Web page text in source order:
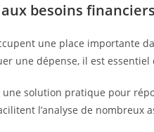
besoins financiers
une place importante
une dépense, il est
solution pratique pour
l’analyse de nombreux